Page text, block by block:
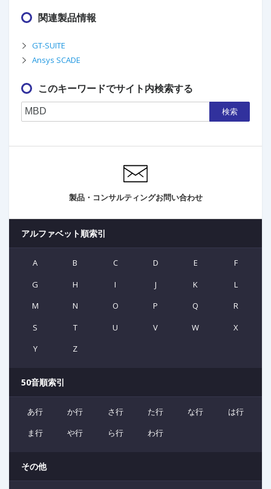
関連製品情報
GT-SUITE
Ansys SCADE
このキーワードでサイト内検索する
検索
製品・コンサルティングお問い合わせ
アルファベット順索引
A B C D E
F
G
H I J K
L
M
N O P Q
R
S
T U V W
X
Y
Z
50音順索引
あ行 か行 さ行 た行 な行
は行
ま行
や行 ら行 わ行
その他